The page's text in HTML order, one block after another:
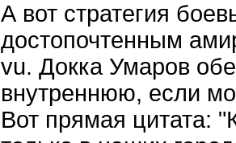
А вот стратегия
достопочтенным
vu. Докка Умаров
внутреннюю, если
Вот прямая цитата: